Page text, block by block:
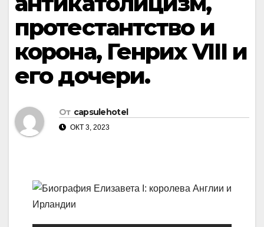
протестантство и
корона, Генрих VIII и
его дочери.
От capsulehotel
ОКТ 3, 2023